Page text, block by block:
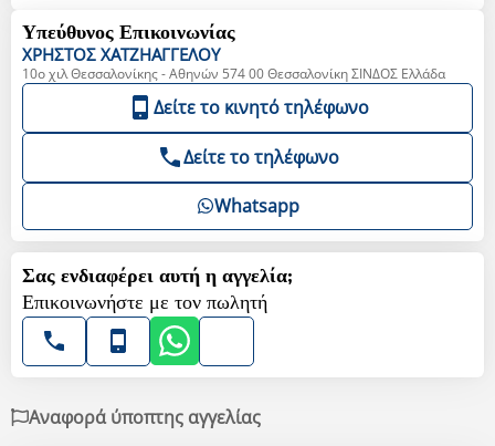
Υπεύθυνος Επικοινωνίας
ΧΡΗΣΤΟΣ ΧΑΤΖΗΑΓΓΕΛΟΥ
10ο χιλ Θεσσαλονίκης - Αθηνών 574 00 Θεσσαλονίκη ΣΙΝΔΟΣ Ελλάδα
Δείτε το κινητό τηλέφωνο
Δείτε το τηλέφωνο
Whatsapp
Σας ενδιαφέρει αυτή η αγγελία;
Επικοινωνήστε με τον πωλητή
Αναφορά ύποπτης αγγελίας